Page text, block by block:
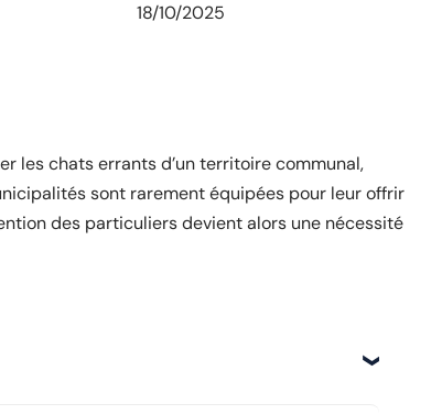
18/10/2025
les chats errants d’un territoire communal,
sont rarement équipées pour leur offrir
des particuliers devient alors une nécessité